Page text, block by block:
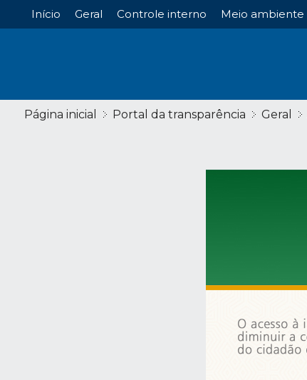
Início Geral Controle interno Meio ambiente
Página inicial Portal da transparência Geral